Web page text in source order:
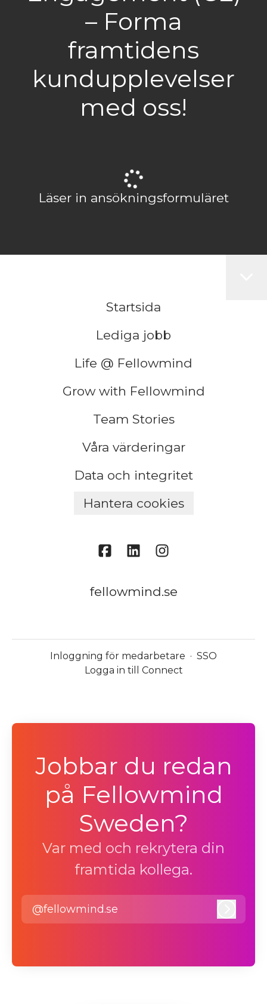
– Forma
framtidens
kundupplevelser
med oss!
Läser in ansökningsformuläret
Startsida
Lediga jobb
Life @ Fellowmind
Grow with Fellowmind
Team Stories
Våra värderingar
Data och integritet
Hantera cookies
fellowmind.se
Inloggning för medarbetare · SSO
Logga in till Connect
Jobbar du redan
på Fellowmind
Sweden?
Var med och rekrytera din
framtida kollega.
@fellowmind.se